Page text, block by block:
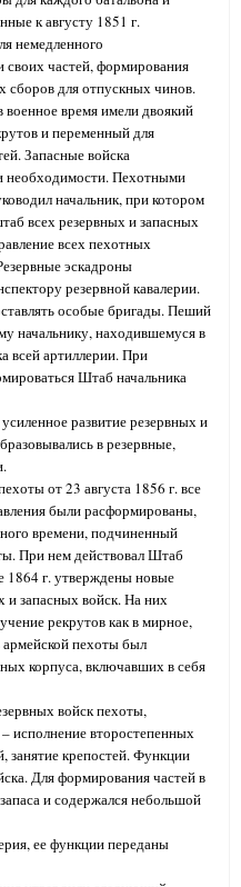
к августу 1851 г.
немедленного
своих частей, формирования
сборов для отпускных чинов.
военное время имели двоякий
и переменный для
Запасные войска
необходимости. Пехотными
водил начальник, при котором
всех резервных и запасных
всех пехотных
эскадроны
резервной кавалерии.
особые бригады. Пеший
начальнику, находившемуся в
всей артиллерии. При
Штаб начальника
развитие резервных и
в резервные,
от 23 августа 1856 г. все
были расформированы,
времени, подчиненный
При нем действовал Штаб
1864 г. утверждены новые
и запасных войск. На них
рекрутов как в мирное,
армейской пехоты был
корпуса, включавших в себя
войск пехоты,
исполнение второстепенных
занятие крепостей. Функции
Для формирования частей в
и содержался небольшой
ее функции переданы